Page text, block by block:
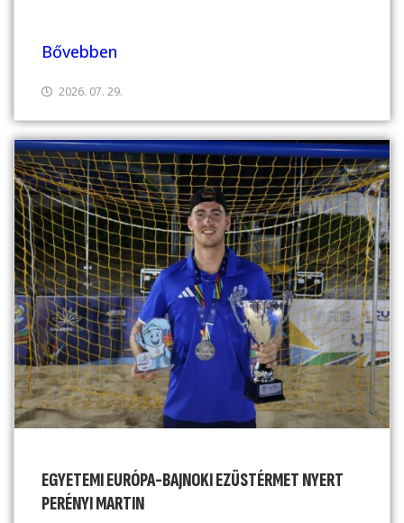
2026. 07. 29.
Bővebben
EGYETEMI EURÓPA-BAJNOKI EZÜSTÉRMET NYERT
PERÉNYI MARTIN